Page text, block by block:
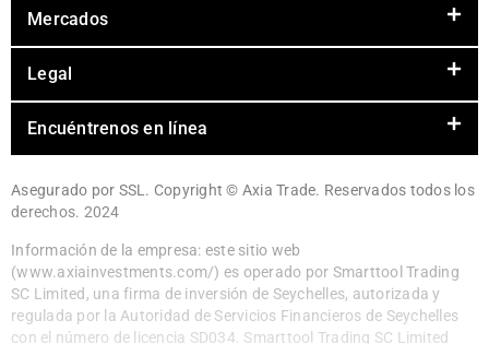
Mercados
Legal
Encuéntrenos en línea
Asegurado por SSL. Copyright © Axia Trade. Reservados todos los
derechos. 2024
Información de la empresa: este sitio web
(www.axiainvestments.com/) es operado por Smarttool Trading
SC Limited, una firma de inversión de Seychelles, autorizada y
regulada por la Autoridad de Servicios Financieros de Seychelles
con el número de licencia SD034. Smarttool Trading SC Limited